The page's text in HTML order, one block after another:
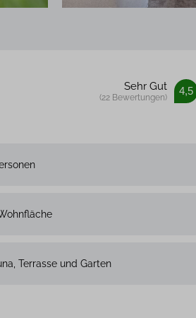
Terrasse und Garten
4,5
Sehr Gut
(22 Bewertungen)